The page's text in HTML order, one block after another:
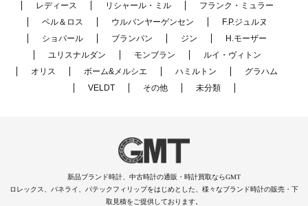
レディース
リシャール・ミル
フランク・ミュラー
ベル＆ロス
ウルバンヤーゲンセン
F.P.ジュルヌ
ショパール
ブランパン ジン
H.モーザー
ユリスナルダン
モンブラン
ルイ・ヴィトン
オリス
ボーム&メルシエ ハミルトン
グラハム
VELDT
その他 未分類
新品ブランド時計、中古時計の通販・時計買取ならGMT
ロレックス、パネライ、パテックフィリップをはじめとした、様々なブランド時計の販売・下
取見積をご提供しております。